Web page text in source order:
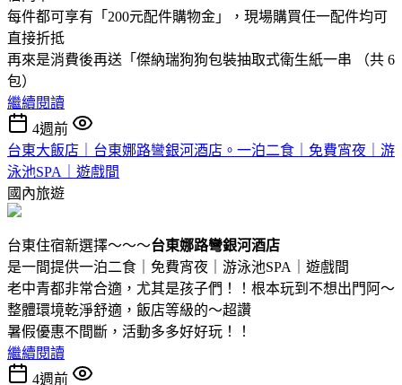
每件都可享有「200元配件購物金」，現場購買任一配件均可
直接折抵
再來是消費後再送「傑納瑞狗狗包裝抽取式衛生紙一串 （共 6
包）
繼續閱讀
4週前
台東大飯店｜台東娜路彎銀河酒店。一泊二食｜免費宵夜｜游
泳池SPA｜遊戲間
國內旅遊
台東住宿新選擇～～～台東娜路彎銀河酒店
是一間提供一泊二食｜免費宵夜｜游泳池SPA｜遊戲間
老中青都非常合適，尤其是孩子們！！根本玩到不想出門阿～
整體環境乾淨舒適，飯店等級的～超讚
暑假優惠不間斷，活動多多好好玩！！
繼續閱讀
4週前